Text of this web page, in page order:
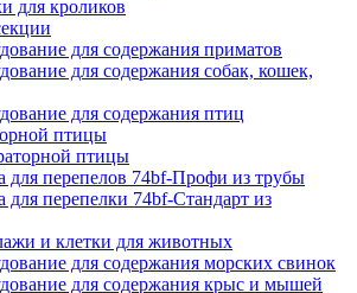
для кроликов
для содержания приматов
для содержания собак, кошек,
для содержания птиц
птицы
птицы
для перепелов 74bf-Профи из трубы
для перепелки 74bf-Стандарт из
и клетки для животных
для содержания морских свинок
для содержания крыс и мышей